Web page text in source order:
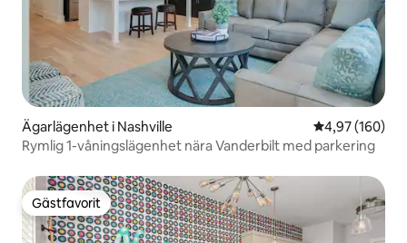
Ägarlägenhet i Nashville 4,97 av 5 i
4,97 (160)
Rymlig 1-våningslägenhet nära Vanderbilt med parkering
Gästfavorit
Gästfavorit